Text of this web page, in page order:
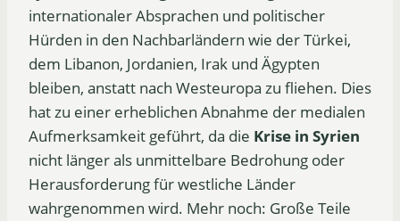
internationaler Absprachen und politischer
Hürden in den Nachbarländern wie der Türkei,
dem Libanon, Jordanien, Irak und Ägypten
bleiben, anstatt nach Westeuropa zu fliehen. Dies
hat zu einer erheblichen Abnahme der medialen
Aufmerksamkeit geführt, da die Krise in Syrien
nicht länger als unmittelbare Bedrohung oder
Herausforderung für westliche Länder
wahrgenommen wird. Mehr noch: Große Teile